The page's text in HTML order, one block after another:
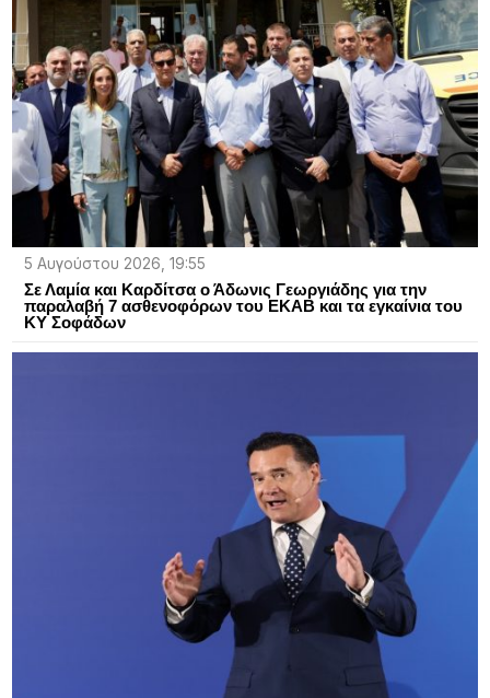
5 Αυγούστου 2026, 19:55
Σε Λαμία και Καρδίτσα ο Άδωνις Γεωργιάδης για την
παραλαβή 7 ασθενοφόρων του ΕΚΑΒ και τα εγκαίνια του
ΚΥ Σοφάδων